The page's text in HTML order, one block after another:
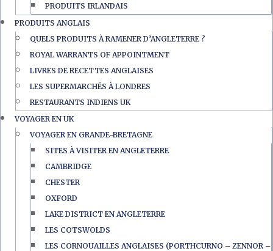
PRODUITS IRLANDAIS
PRODUITS ANGLAIS
QUELS PRODUITS À RAMENER D’ANGLETERRE ?
ROYAL WARRANTS OF APPOINTMENT
LIVRES DE RECETTES ANGLAISES
LES SUPERMARCHÉS À LONDRES
RESTAURANTS INDIENS UK
VOYAGER EN UK
VOYAGER EN GRANDE-BRETAGNE
SITES À VISITER EN ANGLETERRE
CAMBRIDGE
CHESTER
OXFORD
LAKE DISTRICT EN ANGLETERRE
LES COTSWOLDS
LES CORNOUAILLES ANGLAISES (PORTHCURNO – ZENNOR –